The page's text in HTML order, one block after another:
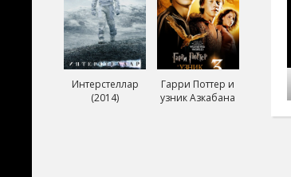
Интерстеллар
(2014)
Гарри Поттер и
узник Азкабана